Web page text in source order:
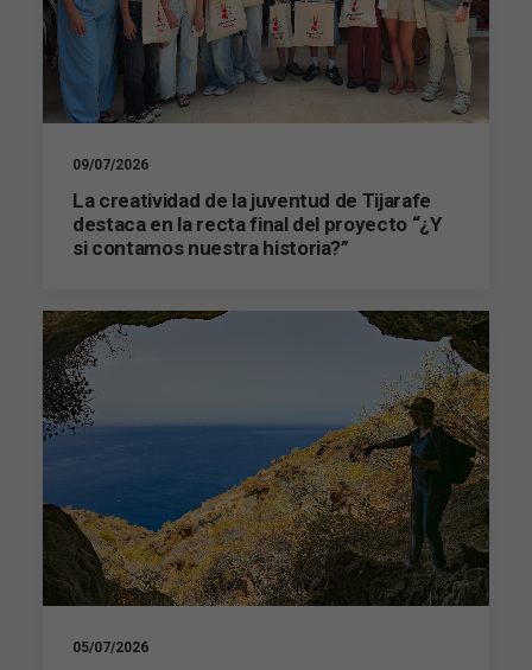
09/07/2026
La creatividad de la juventud de Tijarafe
destaca en la recta final del proyecto “¿Y
si contamos nuestra historia?”
05/07/2026